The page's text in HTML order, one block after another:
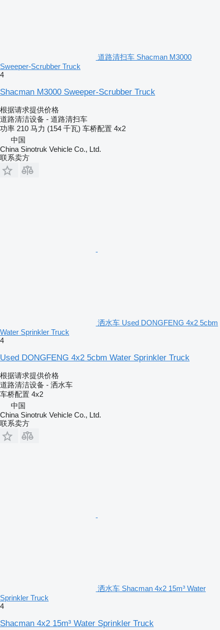
道路清扫车 Shacman M3000
Sweeper-Scrubber Truck
4
Shacman M3000 Sweeper-Scrubber Truck
根据请求提供价格
道路清洁设备 - 道路清扫车
功率 210 马力 (154 千瓦) 车桥配置 4x2
中国
China Sinotruk Vehicle Co., Ltd.
联系卖方
洒水车 Used DONGFENG 4x2 5cbm
Water Sprinkler Truck
4
Used DONGFENG 4x2 5cbm Water Sprinkler Truck
根据请求提供价格
道路清洁设备 - 洒水车
车桥配置 4x2
中国
China Sinotruk Vehicle Co., Ltd.
联系卖方
洒水车 Shacman 4x2 15m³ Water
Sprinkler Truck
4
Shacman 4x2 15m³ Water Sprinkler Truck